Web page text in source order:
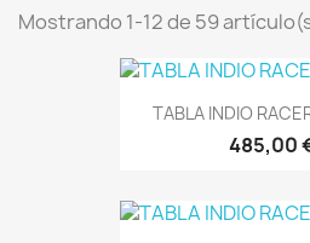
Mostrando 1-12 de 59
TABLA INDIO
485,00